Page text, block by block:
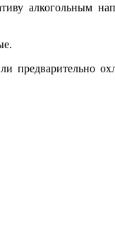
алкогольным
предварительно